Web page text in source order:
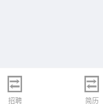
招聘 简历